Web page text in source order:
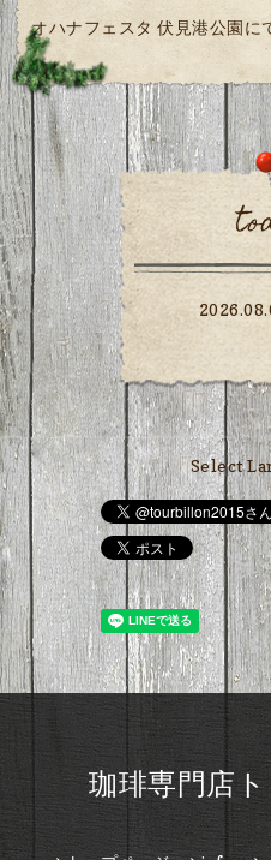
オハナフェスタ 伏見港公園に
Select
珈琲専門店